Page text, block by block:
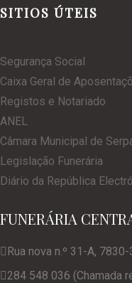
SITIOS ÚTEIS
Segurança Social
Caixa Geral de
Registos e Notariado
ANEL
Câmara Municipal de
Legislação Funerária
Diário da República
FUNERÁRIA
Rua nova n.º 31-A,
284 548 036 (Chamada